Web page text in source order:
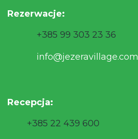
Rezerwacje:
+385 99 303 23 36
info@jezeravillage.com
Recepcja:
+385 22 439 600